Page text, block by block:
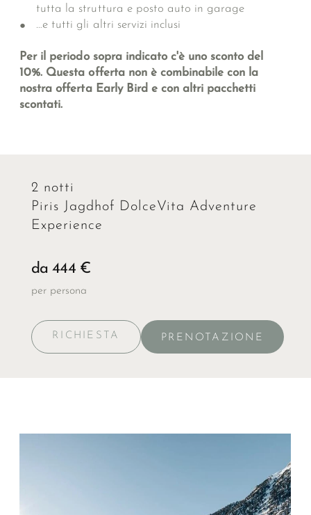
tutta la struttura e posto auto in garage
…e tutti gli altri servizi inclusi
Per il periodo sopra indicato c'è uno sconto del
10%. Questa offerta non è combinabile con la
nostra offerta Early Bird e con altri pacchetti
scontati.
2 notti
Piris Jagdhof DolceVita Adventure
Experience
da 444 €
per persona
RICHIESTA PRENOTAZIONE